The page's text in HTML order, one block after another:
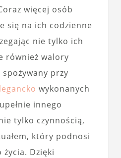
więcej osób
się na ich codzienne
nie tylko ich
również walory
spożywany przy
wykonanych
innego
tylko czynnością,
który podnosi
życia. Dzięki